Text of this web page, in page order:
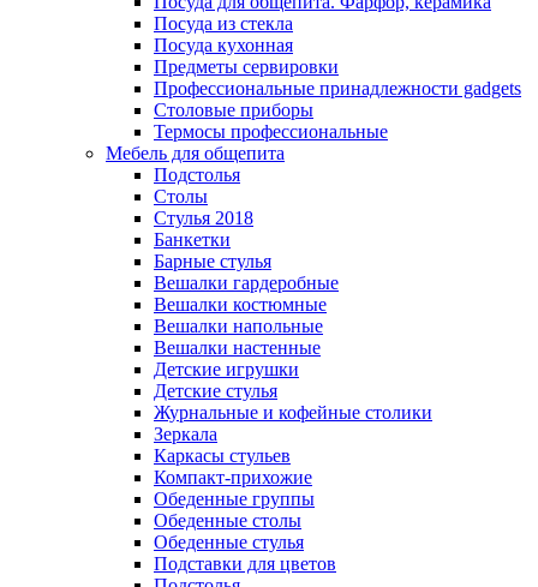
Посуда из стекла
Посуда кухонная
Предметы сервировки
Профессиональные принадлежности gadgets
Столовые приборы
Термосы профессиональные
Мебель для общепита
Подстолья
Столы
Стулья 2018
Банкетки
Барные стулья
Вешалки гардеробные
Вешалки костюмные
Вешалки напольные
Вешалки настенные
Детские игрушки
Детские стулья
Журнальные и кофейные столики
Зеркала
Каркасы стульев
Компакт-прихожие
Обеденные группы
Обеденные столы
Обеденные стулья
Подставки для цветов